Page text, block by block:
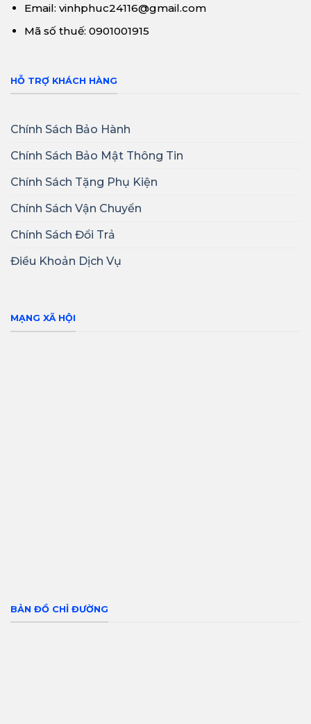
Email: vinhphuc24116@gmail.com
Mã số thuế: 0901001915
HỖ TRỢ KHÁCH HÀNG
Chính Sách Bảo Hành
Chính Sách Bảo Mật Thông Tin
Chính Sách Tặng Phụ Kiện
Chính Sách Vận Chuyển
Chính Sách Đổi Trả
Điều Khoản Dịch Vụ
MẠNG XÃ HỘI
BẢN ĐỒ CHỈ ĐƯỜNG